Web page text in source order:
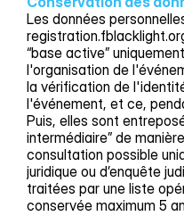
Les données
“base active”
l'organisation de
la vérification de
l'événement, et ce,
Puis, elles sont
intermédiaire” de
consultation possible
juridique ou d’enquête
traitées par une liste
conservée maximum 5